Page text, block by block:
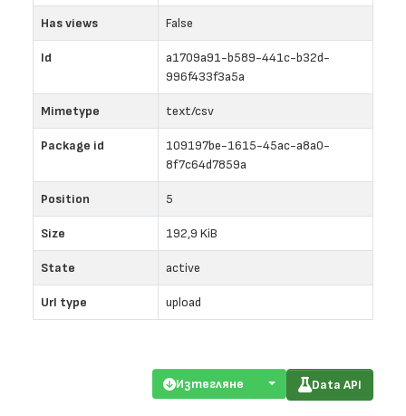
Изтегляне Data API
Has views False
Id
a1709a91-b589-441c-b32d-
996f433f3a5a
Mimetype text/csv
Package id
109197be-1615-45ac-a8a0-
8f7c64d7859a
Position 5
Size 192,9 KiB
State active
Url type upload